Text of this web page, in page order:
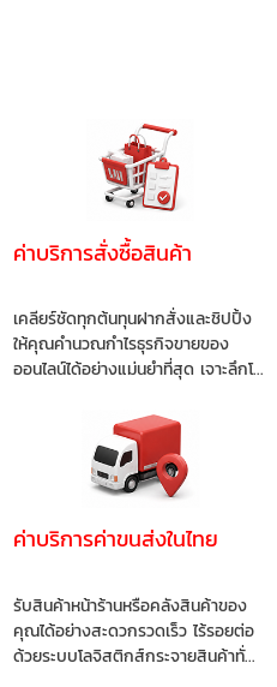
ค่าบริการสั่งซื้อสินค้า
เคลียร์ชัดทุกต้นทุนฝากสั่งและชิปปิ้ง
ให้คุณคำนวณกำไรธุรกิจขายของ
ออนไลน์ได้อย่างแม่นยำที่สุด เจาะลึกโ...
ค่าบริการค่าขนส่งในไทย
รับสินค้าหน้าร้านหรือคลังสินค้าของ
คุณได้อย่างสะดวกรวดเร็ว ไร้รอยต่อ
ด้วยระบบโลจิสติกส์กระจายสินค้าทั่...